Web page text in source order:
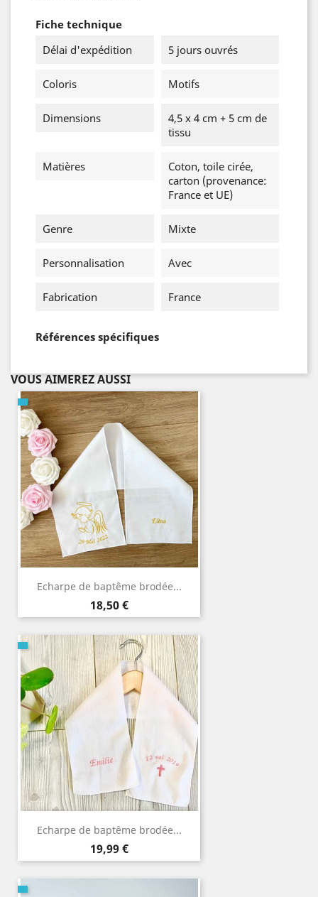
Fiche technique
Délai d'expédition
5 jours ouvrés
Coloris Motifs
Dimensions
4,5 x 4 cm + 5 cm de
tissu
Matières
Coton, toile cirée,
carton (provenance:
France et UE)
Genre Mixte
Personnalisation Avec
Fabrication France
Références spécifiques
VOUS AIMEREZ AUSSI
Echarpe de baptême brodée...
Prix
18,50 €
Echarpe de baptême brodée...
Prix
19,99 €